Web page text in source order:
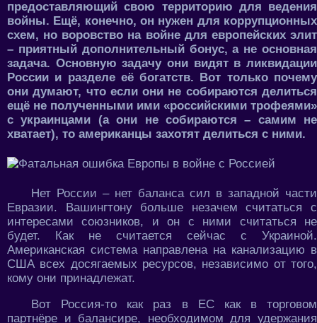
предоставляющий свою территорию для ведения
войны. Ещё, конечно, он нужен для коррупционных
схем, но воровство на войне для европейских элит
– приятный дополнительный бонус, а не основная
задача. Основную задачу они видят в ликвидации
России и разделе её богатств. Вот только почему
они думают, что если они не собираются делиться
ещё не полученными ими «российскими трофеями»
с украинцами (а они не собираются – самим не
хватает), то американцы захотят делиться с ними.
Нет России – нет баланса сил в западной части
Евразии. Вашингтону больше незачем считаться с
интересами союзников, и он с ними считаться не
будет. Как не считается сейчас с Украиной.
Американская система направлена на канализацию в
США всех досягаемых ресурсов, независимо от того,
кому они принадлежат.
Вот Россия-то как раз в ЕС как в торговом
партнёре и балансире, необходимом для удержания